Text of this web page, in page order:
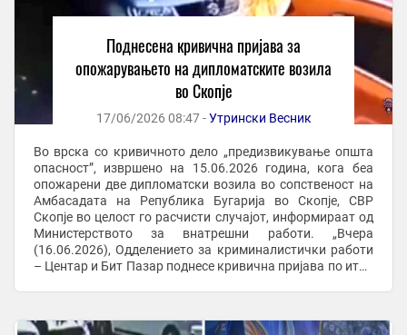
Поднесена кривична пријава за
опожарувањето на дипломатските возила
во Скопје
17/06/2026 08:47 -Утрински Весник
Во врска со кривичното дело „предизвикување општа
опасност”, извршено на 15.06.2026 година, кога беа
опожарени две дипломатски возила во сопственост на
Амбасадата на Република Бугарија во Скопје, СВР
Скопје во целост го расчисти случајот, информираат од
Министерството за внатрешни работи. „Вчера
(16.06.2026), Одделението за криминалистички работи
– Центар и Бит Пазар поднесе кривична пријава по итна